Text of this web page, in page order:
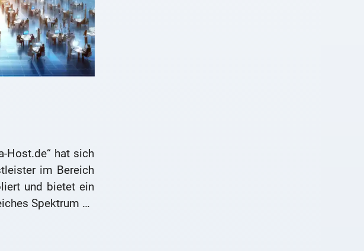
Host.de“ hat sich
im Bereich
und bietet ein
Spektrum an
Besonders
dabei die